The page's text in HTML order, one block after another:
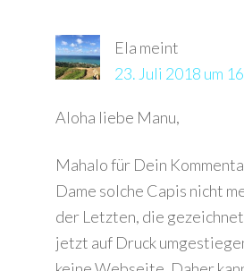
Ela meint
23. Juli 2018 um
Aloha liebe Manu,
Mahalo für Dein
Dame solche Capis nicht
der Letzten, die
jetzt auf Druck